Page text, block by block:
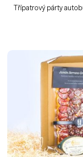
Třípatrový párty